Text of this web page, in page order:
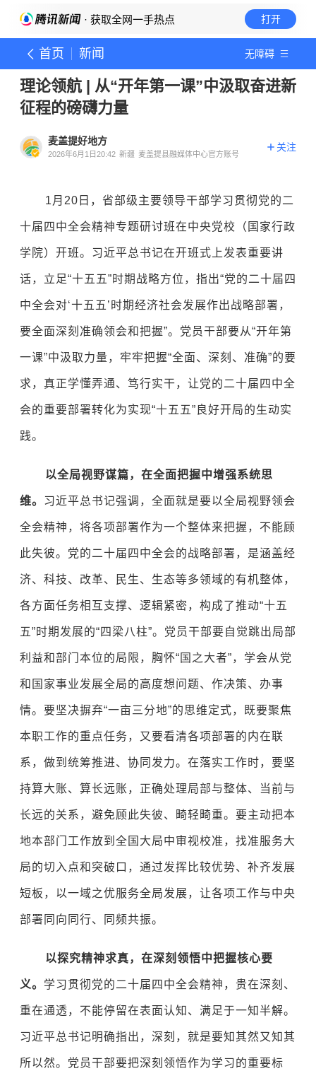
· 获取全网一手热点 打开
首页 新闻 无障碍
理论领航 | 从“开年第一课”中汲取奋进新
征程的磅礴力量
麦盖提好地方
2026年6月1日20:42 新疆 麦盖提县融媒体中心官方账号
关注
1月20日，省部级主要领导干部学习贯彻党的二
十届四中全会精神专题研讨班在中央党校（国家行政
学院）开班。习近平总书记在开班式上发表重要讲
话，立足“十五五”时期战略方位，指出“党的二十届四
中全会对‘十五五’时期经济社会发展作出战略部署，
要全面深刻准确领会和把握”。党员干部要从“开年第
一课”中汲取力量，牢牢把握“全面、深刻、准确”的要
求，真正学懂弄通、笃行实干，让党的二十届四中全
会的重要部署转化为实现“十五五”良好开局的生动实
践。
以全局视野谋篇，在全面把握中增强系统思
维。 习近平总书记强调，全面就是要以全局视野领会
全会精神，将各项部署作为一个整体来把握，不能顾
此失彼。党的二十届四中全会的战略部署，是涵盖经
济、科技、改革、民生、生态等多领域的有机整体，
各方面任务相互支撑、逻辑紧密，构成了推动“十五
五”时期发展的“四梁八柱”。党员干部要自觉跳出局部
利益和部门本位的局限，胸怀“国之大者”，学会从党
和国家事业发展全局的高度想问题、作决策、办事
情。要坚决摒弃“一亩三分地”的思维定式，既要聚焦
本职工作的重点任务，又要看清各项部署的内在联
系，做到统筹推进、协同发力。在落实工作时，要坚
持算大账、算长远账，正确处理局部与整体、当前与
长远的关系，避免顾此失彼、畸轻畸重。要主动把本
地本部门工作放到全国大局中审视校准，找准服务大
局的切入点和突破口，通过发挥比较优势、补齐发展
短板，以一域之优服务全局发展，让各项工作与中央
部署同向同行、同频共振。
以探究精神求真，在深刻领悟中把握核心要
义。 学习贯彻党的二十届四中全会精神，贵在深刻、
重在通透，不能停留在表面认知、满足于一知半解。
习近平总书记明确指出，深刻，就是要知其然又知其
所以然。党员干部要把深刻领悟作为学习的重要标